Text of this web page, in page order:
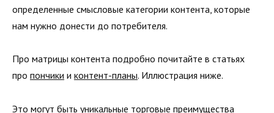
определенные смысловые категории контента, которые
нам нужно донести до потребителя.
Про матрицы контента подробно почитайте в статьях
про пончики и контент-планы. Иллюстрация ниже.
Это могут быть уникальные торговые преимущества